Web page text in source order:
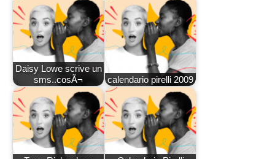
Daisy Lowe scrive un
sms..cosÃ¬
calendario pirelli 2009